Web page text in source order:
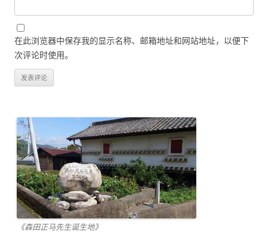
在此浏览器中保存我的显示名称、邮箱地址和网站地址，以便下
次评论时使用。
《森田正马先生诞生地》